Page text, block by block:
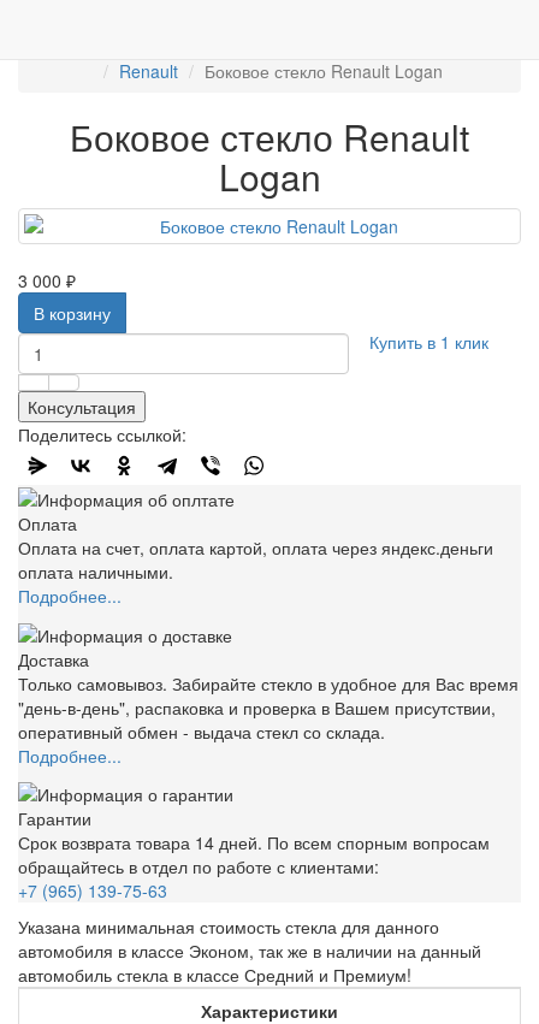
Renault
Боковое стекло Renault Logan
Боковое стекло Renault
Logan
3 000 ₽
В корзину
Купить в 1 клик
Консультация
Поделитесь ссылкой:
Оплата
Оплата на счет, оплата картой, оплата через яндекс.деньги
оплата наличными.
Подробнее...
Доставка
Только самовывоз. Забирайте стекло в удобное для Вас время
"день-в-день", распаковка и проверка в Вашем присутствии,
оперативный обмен - выдача стекл со склада.
Подробнее...
Гарантии
Срок возврата товара 14 дней. По всем спорным вопросам
обращайтесь в отдел по работе с клиентами:
+7 (965) 139-75-63
Указана минимальная стоимость стекла для данного
автомобиля в классе Эконом, так же в наличии на данный
автомобиль стекла в классе Средний и Премиум!
Характеристики